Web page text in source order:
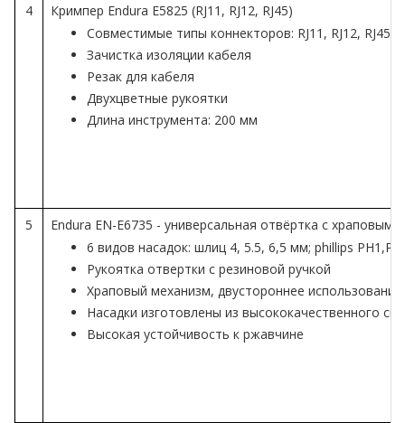
4
Кримпер Endura E5825 (RJ11, RJ12, RJ45)
Совместимые типы коннекторов: RJ11, RJ12, RJ45
Зачистка изоляции кабеля
Резак для кабеля
Двухцветные рукоятки
Длина инструмента: 200 мм
5
Endura EN-E6735 - универсальная отвёртка с храповым
6 видов насадок: шлиц 4, 5.5, 6,5 мм; phillips
Рукоятка отвертки с резиновой ручкой
Храповый механизм, двустороннее использование
Насадки изготовлены из высококачественного
Высокая устойчивость к ржавчине